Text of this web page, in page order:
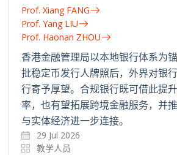
Prof. Xiang FANG
Prof. Yang LIU
Prof. Haonan ZHOU
香港金融管理局以本地银行体系为
批稳定币发行人牌照后，外界对银
行寄予厚望。合规银行既可借此提
率，也有望拓展跨境金融服务，并
与实体经济进一步连接。
29 Jul 2026
教学人员